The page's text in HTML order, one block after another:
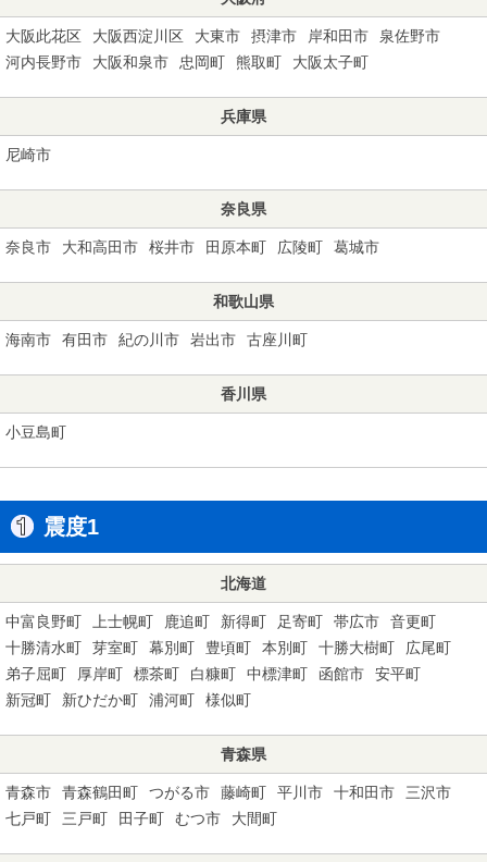
大阪此花区 大阪西淀川区 大東市 摂津市 岸和田市
泉佐野市
河内長野市
大阪和泉市 忠岡町 熊取町 大阪太子町
兵庫県
尼崎市
奈良県
奈良市 大和高田市 桜井市 田原本町 広陵町 葛城市
和歌山県
海南市 有田市 紀の川市 岩出市 古座川町
香川県
小豆島町
震度1
北海道
中富良野町 上士幌町 鹿追町 新得町 足寄町 帯広市
音更町
十勝清水町
芽室町 幕別町 豊頃町 本別町 十勝大樹町
広尾町
弟子屈町
厚岸町 標茶町 白糠町 中標津町 函館市
安平町
新冠町
新ひだか町 浦河町 様似町
青森県
青森市 青森鶴田町 つがる市 藤崎町 平川市 十和田市
三沢市
七戸町
三戸町 田子町 むつ市 大間町